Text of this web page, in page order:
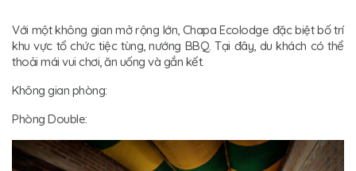
Với một không gian mở rộng lớn, Chapa Ecolodge đặc biệt bố trí
khu vực tổ chức tiệc tùng, nướng BBQ. Tại đây, du khách có thể
thoải mái vui chơi, ăn uống và gắn kết.
Không gian phòng:
Phòng Double: